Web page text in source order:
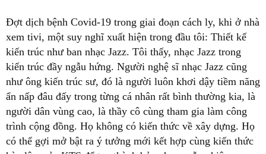
Đợt dịch bệnh Covid-19 trong giai đoạn cách ly, khi ở nhà
xem tivi, một suy nghĩ xuất hiện trong đầu tôi: Thiết kế
kiến trúc như ban nhạc Jazz. Tôi thấy, nhạc Jazz trong
kiến trúc đầy ngẫu hứng. Người nghệ sĩ nhạc Jazz cũng
như ông kiến trúc sư, đó là người luôn khơi dậy tiềm năng
ẩn nấp đâu đấy trong từng cá nhân rất bình thường kia, là
người dân vùng cao, là thầy cô cùng tham gia làm công
trình cộng đồng. Họ không có kiến thức về xây dựng. Họ
có thể gợi mở bật ra ý tưởng mới kết hợp cùng kiến thức